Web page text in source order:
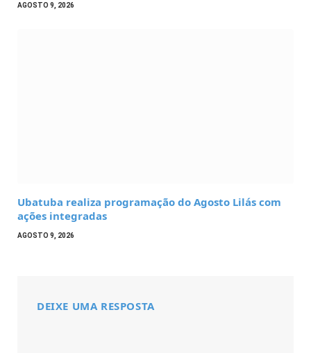
AGOSTO 9, 2026
Ubatuba realiza programação do Agosto Lilás com
ações integradas
AGOSTO 9, 2026
DEIXE UMA RESPOSTA